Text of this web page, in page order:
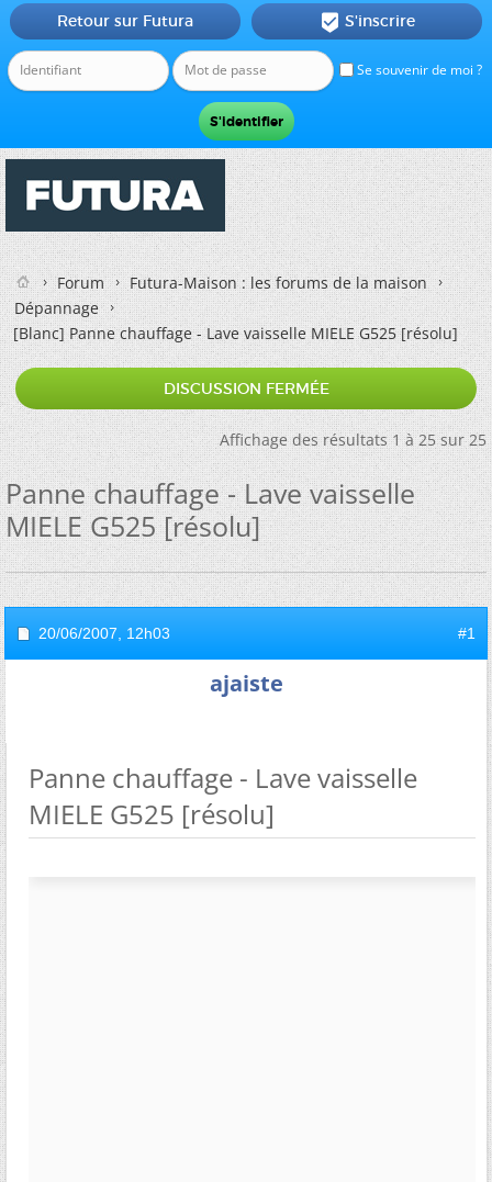
Se souvenir de moi ?
Retour sur Futura  S'inscrire
Forum
Futura-Maison : les forums de la maison
Dépannage
[Blanc]Panne chauffage - Lave vaisselle MIELE G525 [résolu]
DISCUSSION FERMÉE
Affichage des résultats 1 à 25 sur 25
Panne chauffage - Lave vaisselle
MIELE G525 [résolu]
20/06/2007, 12h03 #1
ajaiste
Panne chauffage - Lave vaisselle
MIELE G525 [résolu]